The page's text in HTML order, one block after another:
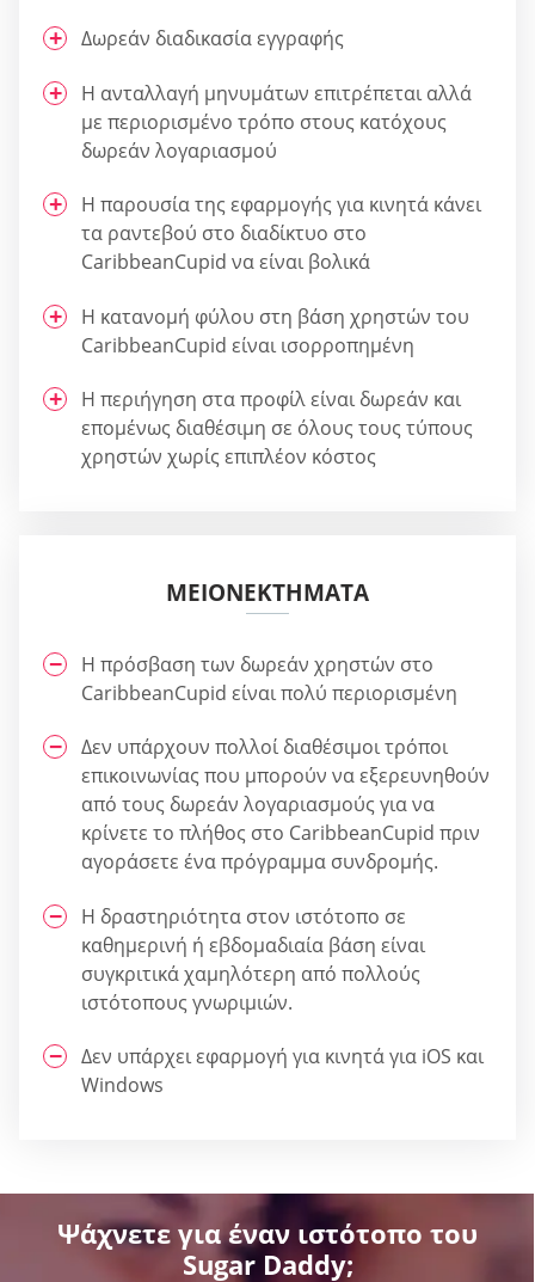
Δωρεάν διαδικασία εγγραφής
Η ανταλλαγή μηνυμάτων επιτρέπεται αλλά
με περιορισμένο τρόπο στους κατόχους
δωρεάν λογαριασμού
Η παρουσία της εφαρμογής για κινητά κάνει
τα ραντεβού στο διαδίκτυο στο
CaribbeanCupid να είναι βολικά
Η κατανομή φύλου στη βάση χρηστών του
CaribbeanCupid είναι ισορροπημένη
Η περιήγηση στα προφίλ είναι δωρεάν και
επομένως διαθέσιμη σε όλους τους τύπους
χρηστών χωρίς επιπλέον κόστος
ΜΕΙΟΝΕΚΤΉΜΑΤΑ
Η πρόσβαση των δωρεάν χρηστών στο
CaribbeanCupid είναι πολύ περιορισμένη
Δεν υπάρχουν πολλοί διαθέσιμοι τρόποι
επικοινωνίας που μπορούν να εξερευνηθούν
από τους δωρεάν λογαριασμούς για να
κρίνετε το πλήθος στο CaribbeanCupid πριν
αγοράσετε ένα πρόγραμμα συνδρομής.
Η δραστηριότητα στον ιστότοπο σε
καθημερινή ή εβδομαδιαία βάση είναι
συγκριτικά χαμηλότερη από πολλούς
ιστότοπους γνωριμιών.
Δεν υπάρχει εφαρμογή για κινητά για iOS και
Windows
Ψάχνετε για έναν ιστότοπο του
Sugar Daddy;